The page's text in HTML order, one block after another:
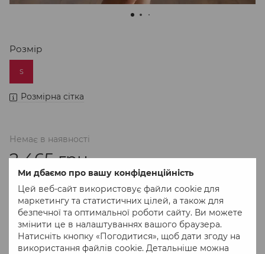
Ми дбаємо про вашу конфіденційність
Цей веб-сайт використовує файли cookie для
маркетингу та статистичних цілей, а також для
безпечної та оптимальної роботи сайту. Ви можете
змінити це в налаштуваннях вашого браузера.
Натисніть кнопку «Погодитися», щоб дати згоду на
використання файлів cookie. Детальніше можна
Розмір
S
Розмірна сітка
Немає в наявності
2 465 грн
До обраного Порівняти